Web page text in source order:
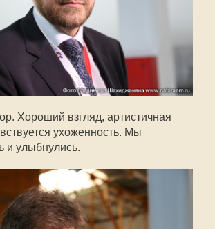
Хороший взгляд, артистичная
ухоженность. Мы
и улыбнулись.